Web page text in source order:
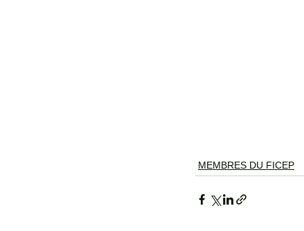
MEMBRES DU FICEP